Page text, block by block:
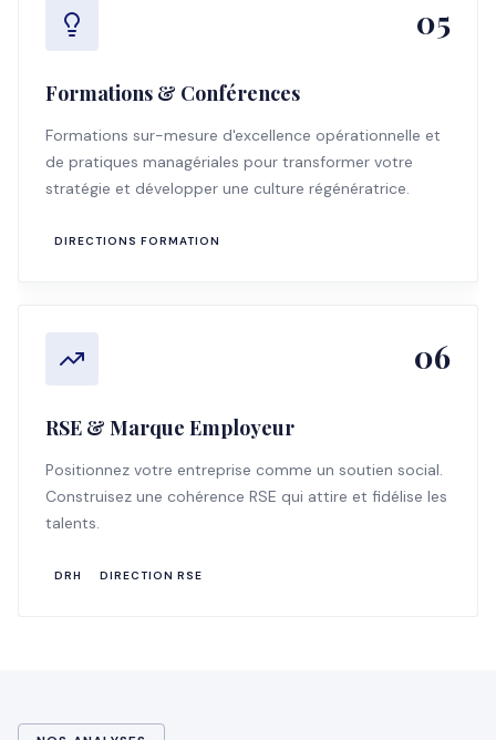
05
Formations & Conférences
Formations sur-mesure d'excellence opérationnelle et
de pratiques managériales pour transformer votre
stratégie et développer une culture régénératrice.
DIRECTIONS FORMATION
06
RSE & Marque Employeur
Positionnez votre entreprise comme un soutien social.
Construisez une cohérence RSE qui attire et fidélise les
talents.
DRH DIRECTION RSE